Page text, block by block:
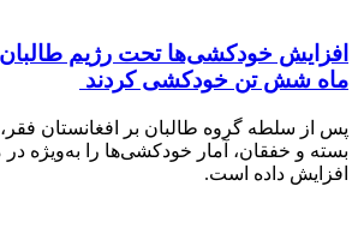
خودکشی‌ها تحت رژیم طالبان؛ در
شش تن خودکشی کردند
سلطه گروه طالبان بر افغانستان فقر،
خفقان، آمار خودکشی‌ها را به‌ویژه در میان
داده است.